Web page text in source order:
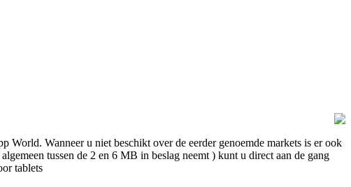
Wanneer u niet beschikt over de eerder genoemde markets is er ook
tussen de 2 en 6 MB in beslag neemt ) kunt u direct aan de gang
tablets